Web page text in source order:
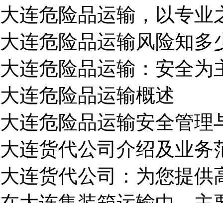
大连危险品运输，以专业
大连危险品运输风险知多
大连危险品运输：安全为
大连危险品运输概述
大连危险品运输安全管理
大连货代公司介绍及业务
大连货代公司：为您提供